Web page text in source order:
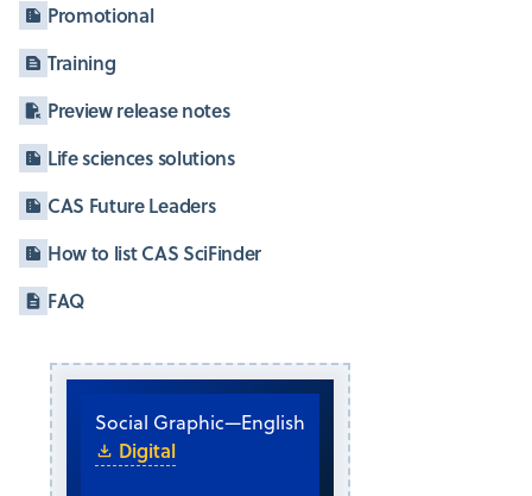
Promotional
Training
Preview release notes
Life sciences solutions
CAS Future Leaders
How to list CAS SciFinder
FAQ
Social Graphic—English
Digital